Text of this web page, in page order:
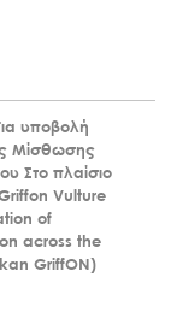
υποβολή
Μίσθωσης
Στο πλαίσιο
Vulture
of
across the
GriffON)